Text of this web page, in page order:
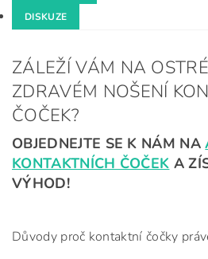
DISKUZE
ZÁLEŽÍ VÁM NA
ZDRAVÉM NOŠENÍ
ČOČEK?
OBJEDNEJTE SE K NÁM NA
KONTAKTNÍCH ČOČEK A
VÝHOD!
Důvody proč kontaktní čočky